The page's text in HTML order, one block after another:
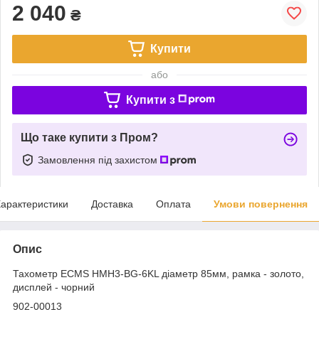
2 040 ₴
Купити
або
Купити з
Що таке купити з Пром?
Замовлення під захистом
Доставка Оплата Умови повернення
Опис
Тахометр ECMS HMH3-BG-6KL діаметр 85мм, рамка - золото,
дисплей - чорний
902-00013